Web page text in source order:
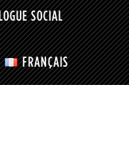
SOCIAL
FRANÇAIS